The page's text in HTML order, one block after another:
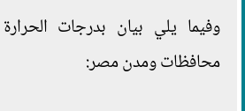
وفيما يلي بيان بدرجات
محافظات ومدن مصر: